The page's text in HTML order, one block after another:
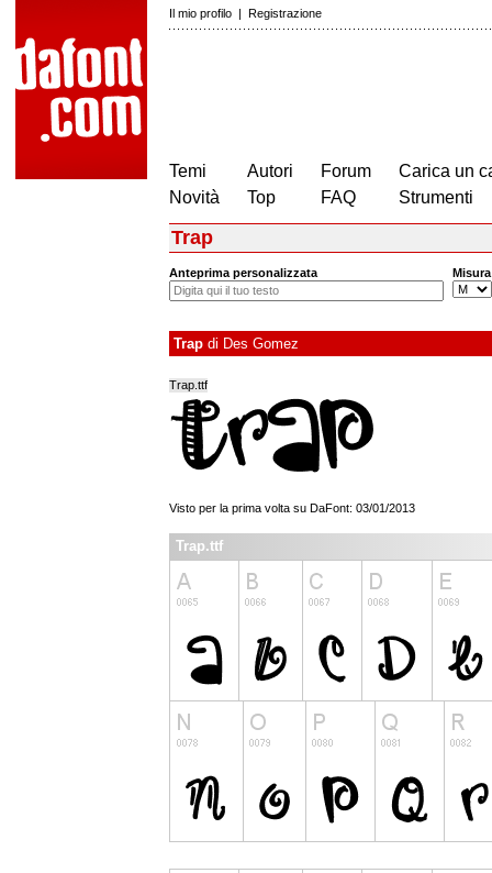
Il mio profilo | Registrazione
Temi
Novità
Autori
Top
Forum
FAQ
Carica un
Strumenti
Trap
Anteprima personalizzata Misura
Trap di Des Gomez
Trap.ttf
Visto per la prima volta su DaFont: 03/01/2013
Trap.ttf